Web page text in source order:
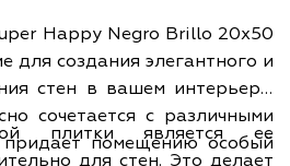
Happy Negro Brillo 20x50
для создания элегантного и
стен в вашем интерьере.
сочетается с различными
помещению особый
плитки является ее
для стен. Это делает